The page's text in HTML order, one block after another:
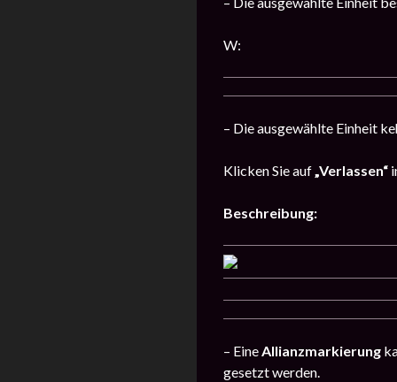
W:
– Die ausgewählte Einheit
Klicken Sie auf„Verlassen“
Beschreibung:
– EineAllianzmarkierung
gesetzt werden.